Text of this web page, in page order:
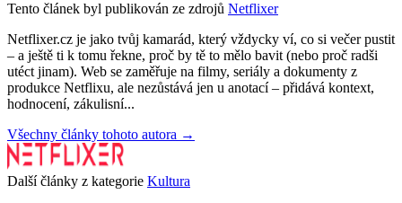
Tento článek byl publikován ze zdrojů Netflixer
Netflixer.cz je jako tvůj kamarád, který vždycky ví, co si večer pustit
– a ještě ti k tomu řekne, proč by tě to mělo bavit (nebo proč radši
utéct jinam). Web se zaměřuje na filmy, seriály a dokumenty z
produkce Netflixu, ale nezůstává jen u anotací – přidává kontext,
hodnocení, zákulisní...
Všechny články tohoto autora →
Další články z kategorie Kultura